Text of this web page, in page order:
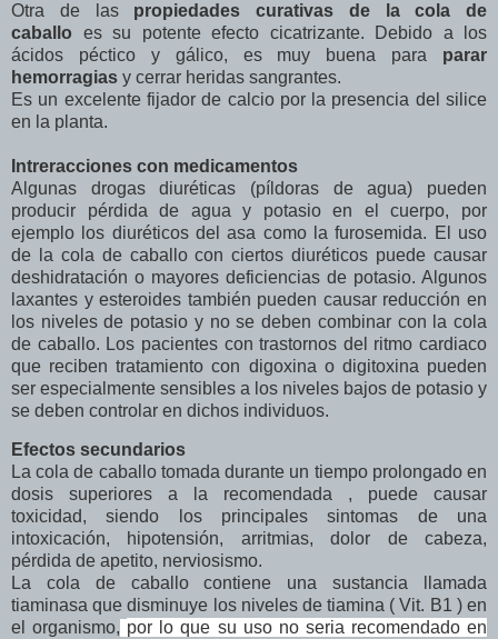
Otra de las
propiedades curativas de la cola de
caballo
es su potente efecto cicatrizante. Debido a los
ácidos péctico y gálico, es muy buena para
parar
hemorragias y cerrar heridas sangrantes.
Es un excelente fijador de calcio por la presencia del silice
en la planta.
Intreracciones con medicamentos
Algunas drogas diuréticas (píldoras de agua) pueden
producir pérdida de agua y potasio en el cuerpo, por
ejemplo los diuréticos del asa como la furosemida. El uso
de la cola de caballo con ciertos diuréticos puede causar
deshidratación o mayores deficiencias de potasio. Algunos
laxantes y esteroides también pueden causar reducción en
los niveles de potasio y no se deben combinar con la cola
de caballo. Los pacientes con trastornos del ritmo cardiaco
que reciben tratamiento con digoxina o digitoxina pueden
ser especialmente sensibles a los niveles bajos de potasio y
se deben controlar en dichos individuos.
Efectos secundarios
La cola de caballo tomada durante un tiempo prolongado en
dosis superiores a la recomendada , puede causar
toxicidad, siendo los principales sintomas de una
intoxicación, hipotensión, arritmias, dolor de cabeza,
pérdida de apetito, nerviosismo.
La cola de caballo contiene una sustancia llamada
tiaminasa que disminuye los niveles de tiamina ( Vit. B1 ) en
el organismo, por lo que su uso no seria recomendado en